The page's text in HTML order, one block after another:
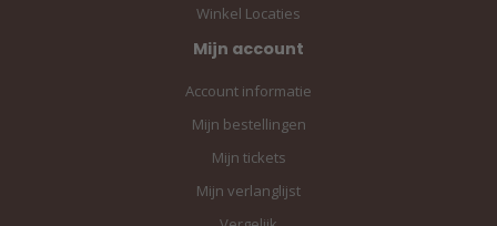
Winkel Locaties
Mijn account
Account informatie
Mijn bestellingen
Mijn tickets
Mijn verlanglijst